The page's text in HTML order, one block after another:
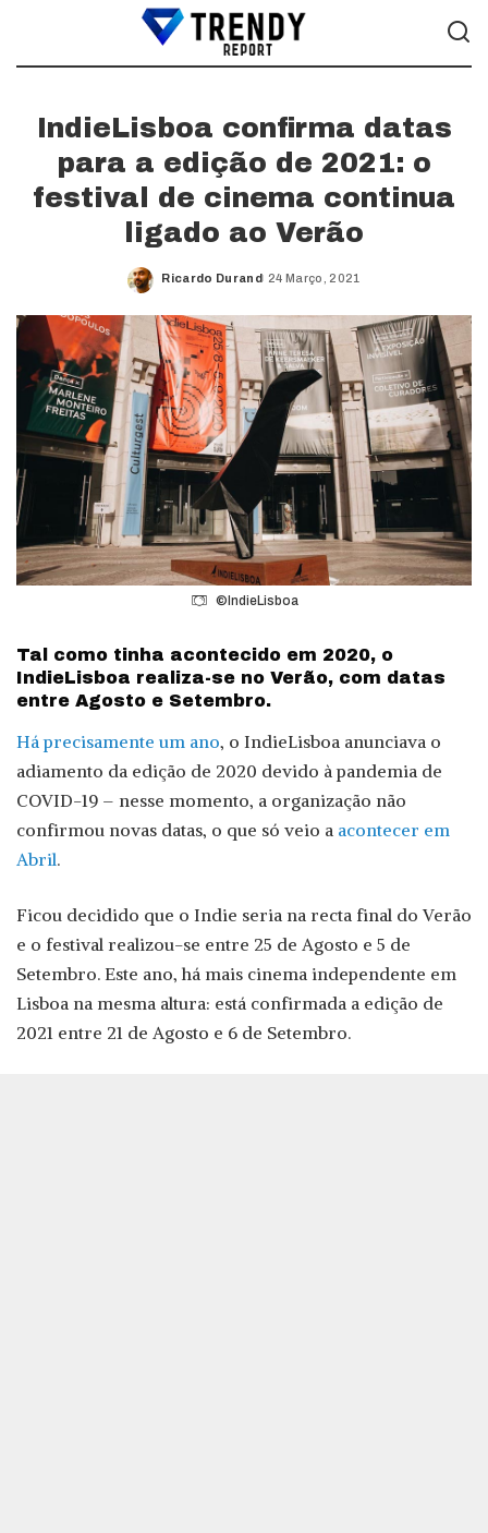
IndieLisboa confirma datas
para a edição de 2021: o
festival de cinema continua
ligado ao Verão
Posted
Ricardo Durand 24 Março, 2021
©IndieLisboa
Tal como tinha acontecido em 2020, o
IndieLisboa realiza-se no Verão, com datas
entre Agosto e Setembro.
Há precisamente um ano, o IndieLisboa anunciava o
adiamento da edição de 2020 devido à pandemia de
COVID-19 – nesse momento, a organização não
confirmou novas datas, o que só veio a acontecer em
Abril.
Ficou decidido que o Indie seria na recta final do Verão
e o festival realizou-se entre 25 de Agosto e 5 de
Setembro. Este ano, há mais cinema independente em
Lisboa na mesma altura: está confirmada a edição de
2021 entre 21 de Agosto e 6 de Setembro.